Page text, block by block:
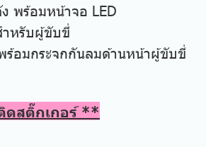
พร้อมหน้าจอ LED
หรับผู้ขับขี่
ร้อมกระจกกันลมด้านหน้าผู้ขับขี่
ดสติ๊กเกอร์ **